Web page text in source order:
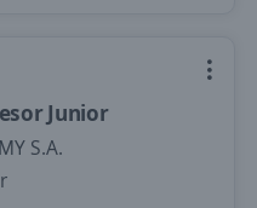
Junior
S.A.